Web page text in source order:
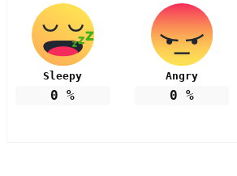
Sleepy
0 %
Angry
0 %